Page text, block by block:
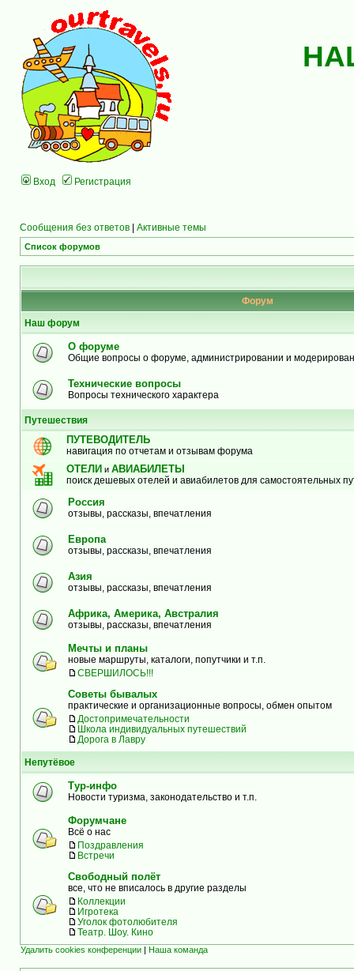
Вход Регистрация
Сообщения без ответов | Активные темы
Список форумов
Форум
Наш форум
О форуме
Общие вопросы о форуме, администрировании и
Технические вопросы
Вопросы технического характера
Путешествия
ПУТЕВОДИТЕЛЬ
навигация по отчетам и отзывам форума
ОТЕЛИ и АВИАБИЛЕТЫ
поиск дешевых отелей и авиабилетов для самостоятельных
Россия
отзывы, рассказы, впечатления
Европа
отзывы, рассказы, впечатления
Азия
отзывы, рассказы, впечатления
Африка, Америка, Австралия
отзывы, рассказы, впечатления
Мечты и планы
новые маршруты, каталоги, попутчики и т.п.
СВЕРШИЛОСЬ!!!
Советы бывалых
практические и организационные вопросы, обмен опытом
Достопримечательности
Школа индивидуальных путешествий
Дорога в Лавру
Непутёвое
Тур-инфо
Новости туризма, законодательство и т.п.
Форумчане
Всё о нас
Поздравления
Встречи
Свободный полёт
все, что не вписалось в другие разделы
Коллекции
Игротека
Уголок фотолюбителя
Театр. Шоу. Кино
Удалить cookies конференции | Наша команда